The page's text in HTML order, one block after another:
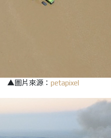
▲圖片來源： petapixel